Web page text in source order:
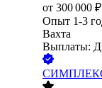
от 300 000 ₽
Опыт 1-3
Вахта
Выплаты: